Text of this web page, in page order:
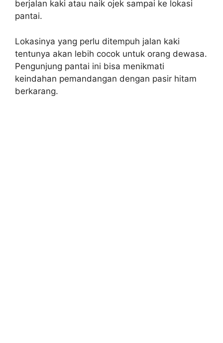
berjalan kaki atau naik ojek sampai ke lokasi
pantai.
Lokasinya yang perlu ditempuh jalan kaki
tentunya akan lebih cocok untuk orang dewasa.
Pengunjung pantai ini bisa menikmati
keindahan pemandangan dengan pasir hitam
berkarang.